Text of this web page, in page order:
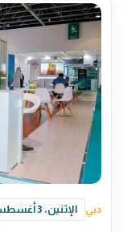
دبي الإثنين، 3 أغسطس 2026 - 17:11